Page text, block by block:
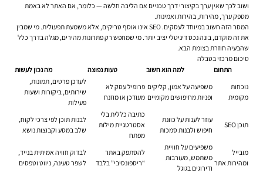
ושוב לכך שאין ערך בקיצורי דרך טכניים אם הליבה חלשה — כלומר, אם האתר לא באמת
מספק ערך, מהירות, בהירות ואמינות.
המסר הזה חשוב במיוחד לעסקים. SEO אינו אוסף טריקים, אלא משמעת תפעולית. מי שמבין
את זה מוקדם, בונה נכס דיגיטלי יציב יותר. מי שמחפש רק פתרונות מהירים, מגלה בדרך כלל
שהבעיה חוזרת בצומת הבא.
סיכום מרכזי בטבלה
התחום
למה הוא חשוב טעות נפוצה
מה נכון לעשות
נוכחות
מקומית
משפיעה על אמון, קליקים
ופניות מחיפושים מקומיים
פרופיל עסק לא
מעודכן או מוזנח
לעדכן פרטים, תמונות,
שירותים, ביקורות ושעות
פעילות
תוכן SEO
עוזר לענות על כוונת
חיפוש ולבנות סמכות
כתיבה כללית בלי
אסטרטגיית מילות
מפתח
לבנות תוכן לפי צרכי לקוח,
שלב במסע וקבוצות נושא
מובייל
ומהירות אתר
משפיעים על חוויית
משתמש, מעורבות
ודירוגים בגוגל
להסתפק באתר
“ריספונסיבי” בלבד
לבדוק חוויה אמיתית בנייד,
לשפר טעינה, ניווט וטפסים